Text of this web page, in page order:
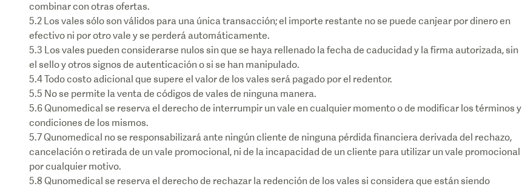
combinar con otras ofertas.
5.2 Los vales sólo son válidos para una única transacción; el importe restante no se puede canjear por dinero en
efectivo ni por otro vale y se perderá automáticamente.
5.3 Los vales pueden considerarse nulos sin que se haya rellenado la fecha de caducidad y la firma autorizada, sin
el sello y otros signos de autenticación o si se han manipulado.
5.4 Todo costo adicional que supere el valor de los vales será pagado por el redentor.
5.5 No se permite la venta de códigos de vales de ninguna manera.
5.6 Qunomedical se reserva el derecho de interrumpir un vale en cualquier momento o de modificar los términos y
condiciones de los mismos.
5.7 Qunomedical no se responsabilizará ante ningún cliente de ninguna pérdida financiera derivada del rechazo,
cancelación o retirada de un vale promocional, ni de la incapacidad de un cliente para utilizar un vale promocional
por cualquier motivo.
5.8 Qunomedical se reserva el derecho de rechazar la redención de los vales si considera que están siendo